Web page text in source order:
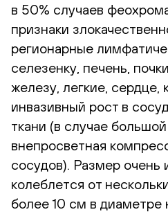
в 50% случаев
признаки
регионарные
селезенку, печень,
железу, легкие, сердце,
инвазивный рост в
ткани (в случае
внепросветная
сосудов). Размер очень
колеблется от
более 10 см в диаметре